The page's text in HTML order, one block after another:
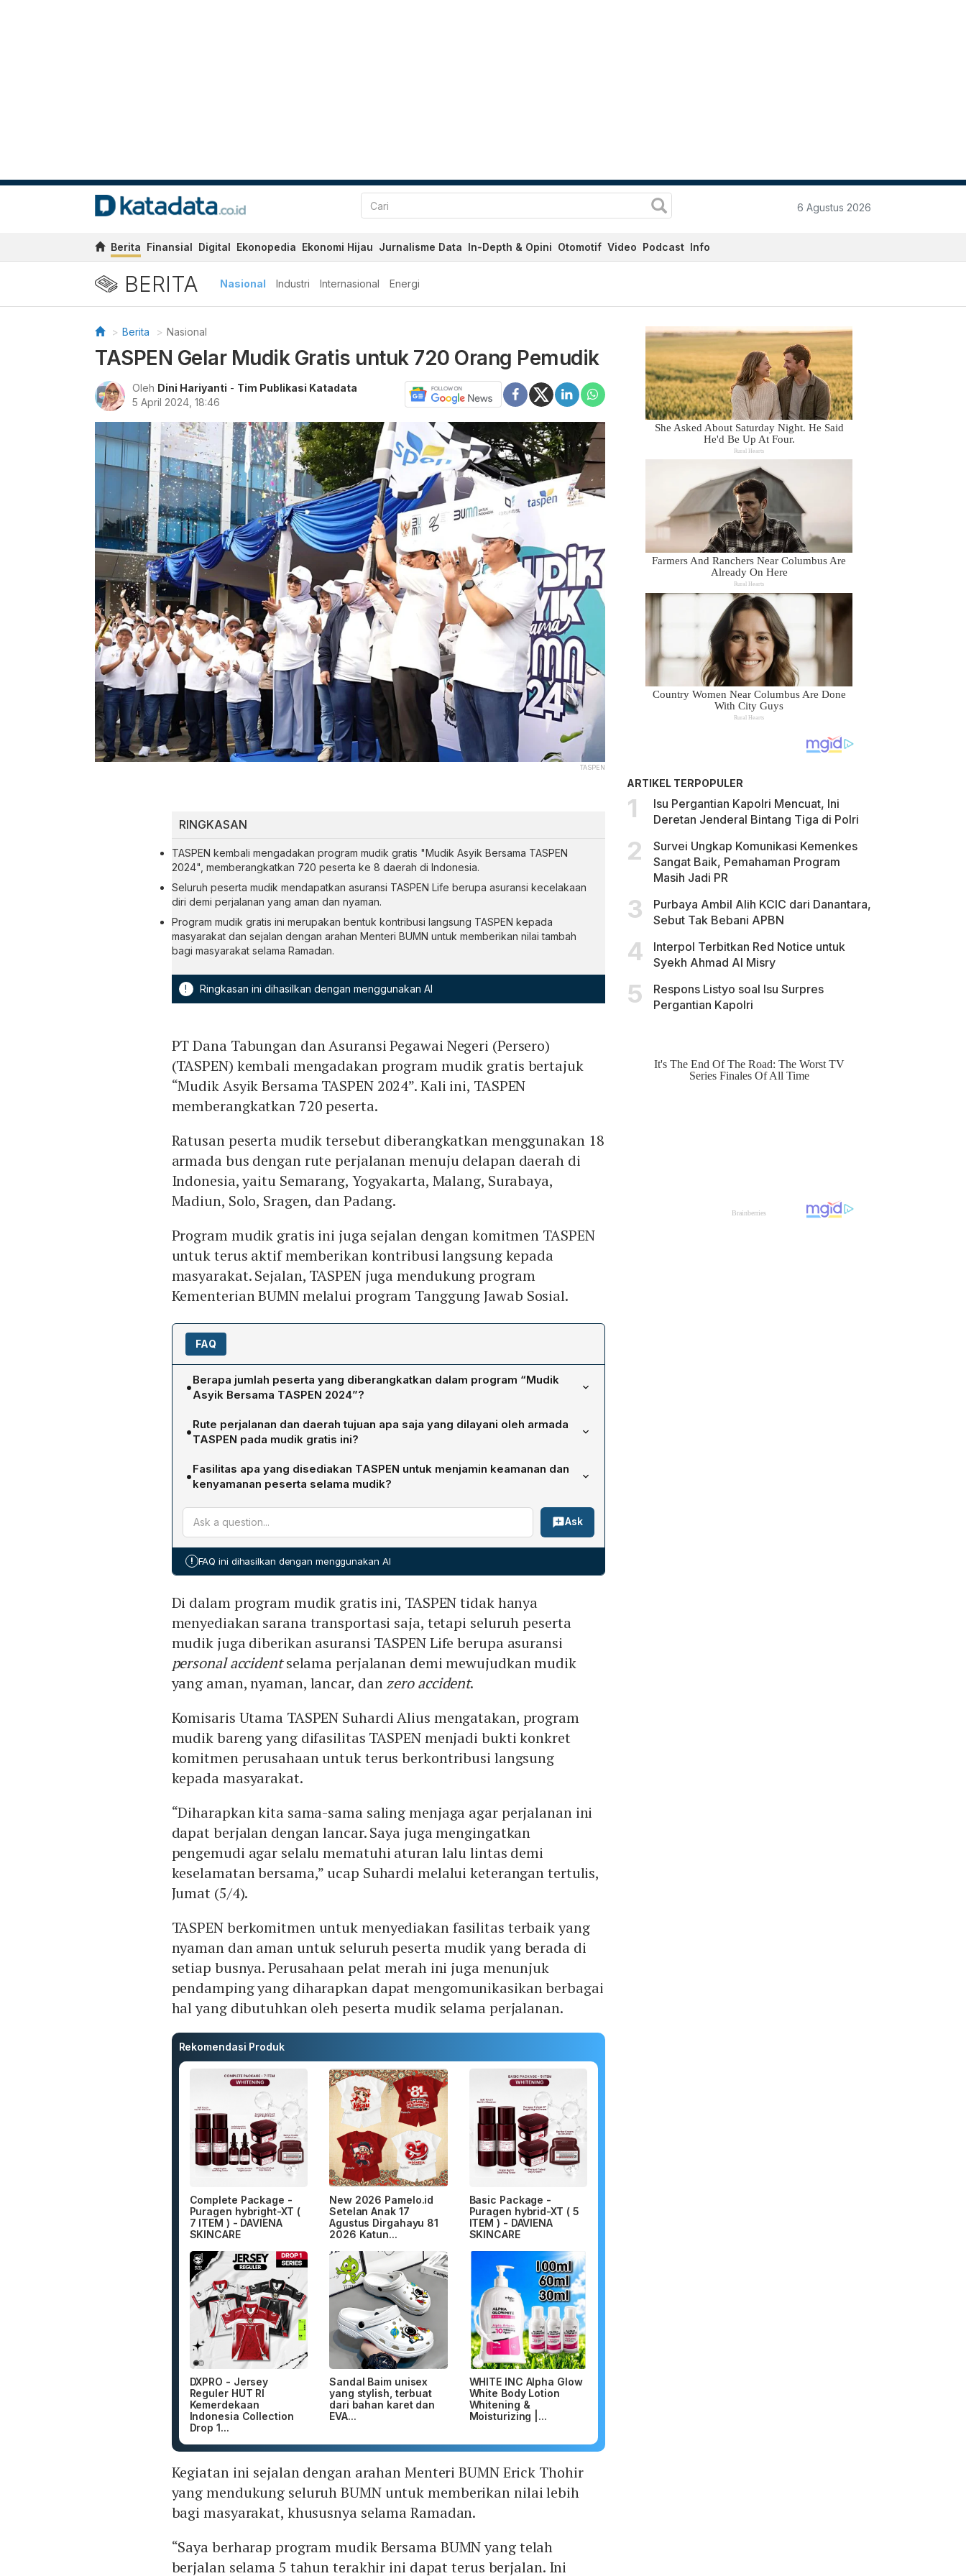
6 Agustus 2026
Berita Finansial Digital Ekonopedia Ekonomi Hijau Jurnalisme Data In-Depth & Opini Otomotif Video Podcast Info
BERITA Nasional Industri Internasional Energi
Berita Nasional
TASPEN Gelar Mudik Gratis untuk 720 Orang Pemudik
Oleh Dini Hariyanti - Tim Publikasi Katadata
5 April 2024, 18:46
TASPEN
RINGKASAN
TASPEN kembali mengadakan program mudik gratis "Mudik Asyik Bersama TASPEN
2024", memberangkatkan 720 peserta ke 8 daerah di Indonesia.
Seluruh peserta mudik mendapatkan asuransi TASPEN Life berupa asuransi kecelakaan
diri demi perjalanan yang aman dan nyaman.
Program mudik gratis ini merupakan bentuk kontribusi langsung TASPEN kepada
masyarakat dan sejalan dengan arahan Menteri BUMN untuk memberikan nilai tambah
bagi masyarakat selama Ramadan.
! Ringkasan ini dihasilkan dengan menggunakan AI
PT Dana Tabungan dan Asuransi Pegawai Negeri (Persero)
(TASPEN) kembali mengadakan program mudik gratis bertajuk
“Mudik Asyik Bersama TASPEN 2024”. Kali ini, TASPEN
memberangkatkan 720 peserta.
Ratusan peserta mudik tersebut diberangkatkan menggunakan 18
armada bus dengan rute perjalanan menuju delapan daerah di
Indonesia, yaitu Semarang, Yogyakarta, Malang, Surabaya,
Madiun, Solo, Sragen, dan Padang.
Program mudik gratis ini juga sejalan dengan komitmen TASPEN
untuk terus aktif memberikan kontribusi langsung kepada
masyarakat. Sejalan, TASPEN juga mendukung program
Kementerian BUMN melalui program Tanggung Jawab Sosial.
FAQ
•Berapa jumlah peserta yang diberangkatkan dalam program “Mudik
Asyik Bersama TASPEN 2024”?
Program tersebut memberangkatkan total 720 peserta mudik.
•Rute perjalanan dan daerah tujuan apa saja yang dilayani oleh armada
TASPEN pada mudik gratis ini?
18 armada bus menempuh rute ke delapan kota: Semarang, Yogyakarta, Malang,
Surabaya, Madiun, Solo, Sragen, dan Padang.
•Fasilitas apa yang disediakan TASPEN untuk menjamin keamanan dan
kenyamanan peserta selama mudik?
Selain transportasi bus, setiap peserta mendapatkan asuransi TASPEN Life berupa
personal accident selama perjalanan, serta pendamping yang membantu
mengomunikasikan kebutuhan peserta di tiap bus.
Ask
! FAQ ini dihasilkan dengan menggunakan AI
Di dalam program mudik gratis ini, TASPEN tidak hanya
menyediakan sarana transportasi saja, tetapi seluruh peserta
mudik juga diberikan asuransi TASPEN Life berupa asuransi
personal accidentselama perjalanan demi mewujudkan mudik
yang aman, nyaman, lancar, danzero accident.
Komisaris Utama TASPEN Suhardi Alius mengatakan, program
mudik bareng yang difasilitas TASPEN menjadi bukti konkret
komitmen perusahaan untuk terus berkontribusi langsung
kepada masyarakat.
“Diharapkan kita sama-sama saling menjaga agar perjalanan ini
dapat berjalan dengan lancar. Saya juga mengingatkan
pengemudi agar selalu mematuhi aturan lalu lintas demi
keselamatan bersama,” ucap Suhardi melalui keterangan tertulis,
Jumat (5/4).
TASPEN berkomitmen untuk menyediakan fasilitas terbaik yang
nyaman dan aman untuk seluruh peserta mudik yang berada di
setiap busnya. Perusahaan pelat merah ini juga menunjuk
pendamping yang diharapkan dapat mengomunikasikan berbagai
hal yang dibutuhkan oleh peserta mudik selama perjalanan.
Rekomendasi Produk
Complete Package -
Puragen hybright-XT (
7 ITEM ) - DAVIENA
SKINCARE
New 2026 Pamelo.id
Setelan Anak 17
Agustus Dirgahayu 81
2026 Katun...
Basic Package -
Puragen hybrid-XT ( 5
ITEM ) - DAVIENA
SKINCARE
DXPRO - Jersey
Reguler HUT RI
Kemerdekaan
Indonesia Collection
Drop 1...
Sandal Baim unisex
yang stylish, terbuat
dari bahan karet dan
EVA...
WHITE INC Alpha Glow
White Body Lotion
Whitening &
Moisturizing |...
Kegiatan ini sejalan dengan arahan Menteri BUMN Erick Thohir
yang mendukung seluruh BUMN untuk memberikan nilai lebih
bagi masyarakat, khususnya selama Ramadan.
“Saya berharap program mudik Bersama BUMN yang telah
berjalan selama 5 tahun terakhir ini dapat terus berjalan. Ini
ARTIKEL TERPOPULER
Isu Pergantian Kapolri Mencuat, Ini
Deretan Jenderal Bintang Tiga di Polri
Survei Ungkap Komunikasi Kemenkes
Sangat Baik, Pemahaman Program
Masih Jadi PR
Purbaya Ambil Alih KCIC dari Danantara,
Sebut Tak Bebani APBN
Interpol Terbitkan Red Notice untuk
Syekh Ahmad Al Misry
Respons Listyo soal Isu Surpres
Pergantian Kapolri